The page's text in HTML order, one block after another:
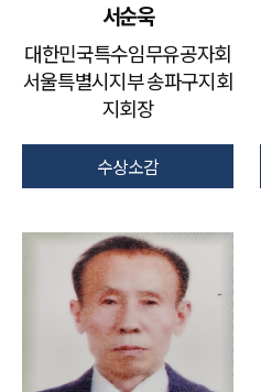
서순욱
대한민국특수임무유공자회
서울특별시지부 송파구지회
지회장
수상소감